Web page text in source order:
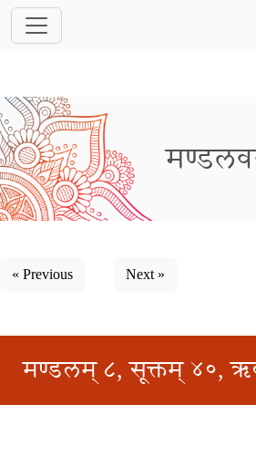
« Previous Next »
मण्डलम् ८, सूक्तम् ४०,